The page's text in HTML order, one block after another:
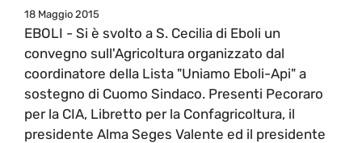
18 Maggio 2015
EBOLI - Si è svolto a S. Cecilia di Eboli un
convegno sull'Agricoltura organizzato dal
coordinatore della Lista "Uniamo Eboli-Api" a
sostegno di Cuomo Sindaco. Presenti Pecoraro
per la CIA, Libretto per la Confagricoltura, il
presidente Alma Seges Valente ed il presidente